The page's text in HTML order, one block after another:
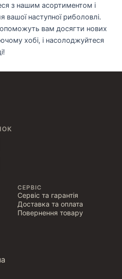
з нашим асортиментом і
вашої наступної риболовлі.
вам досягти нових
хобі, і насолоджуйтеся
СЕРВІС
Сервіс та гарантія
Доставка та оплата
Повернення товару